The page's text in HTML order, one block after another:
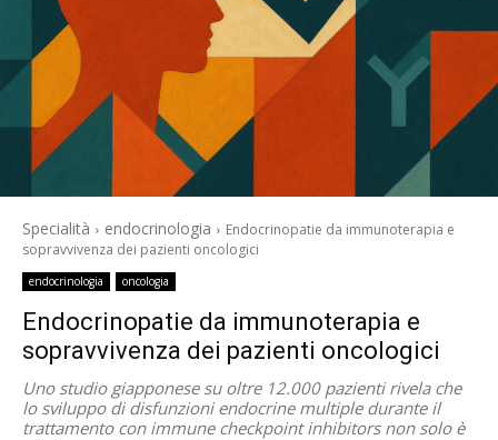
Specialità endocrinologia
Endocrinopatie da immunoterapia e
sopravvivenza dei pazienti oncologici
endocrinologia oncologia
Endocrinopatie da immunoterapia e
sopravvivenza dei pazienti oncologici
Uno studio giapponese su oltre 12.000 pazienti rivela che
lo sviluppo di disfunzioni endocrine multiple durante il
trattamento con immune checkpoint inhibitors non solo è